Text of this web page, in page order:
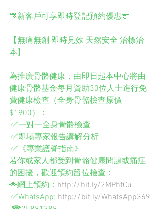
🎊新客戶可享即時登記預約優惠🎊
【無痛無創 即時見效 天然安全 治標治
本】
為推廣骨骼健康，由即日起本中心將由
健康骨骼基金每月資助30位人士進行免
費健康檢查（全身骨骼檢查原價
$1900）：
✅一對一全身骨骼檢查
✅即場專家報告講解分析
✅《專業護脊指南》
若你或家人都受到骨骼健康問題或痛症
的困擾，歡迎預約留位檢查：
🌟網上預約： http://bit.ly/2MPhfCu
✅WhatsApp: http://bit.ly/WhatsApp369